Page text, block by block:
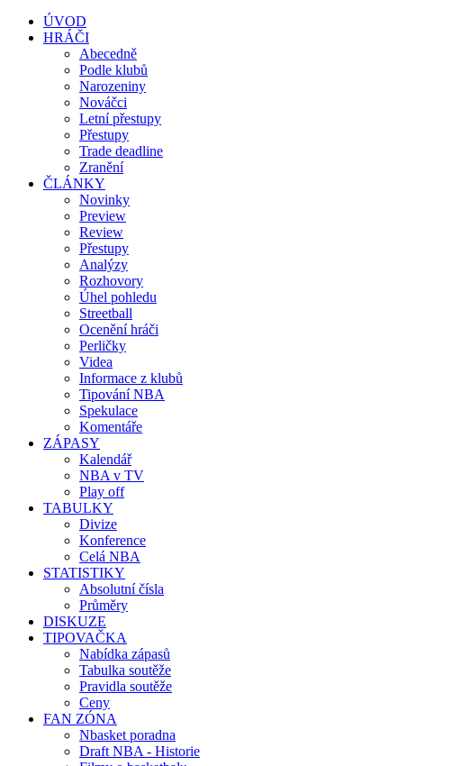
ÚVOD
HRÁČI
Abecedně
Podle klubů
Narozeniny
Nováčci
Letní přestupy
Přestupy
Trade deadline
Zranění
ČLÁNKY
Novinky
Preview
Review
Přestupy
Analýzy
Rozhovory
Úhel pohledu
Streetball
Ocenění hráči
Perličky
Videa
Informace z klubů
Tipování NBA
Spekulace
Komentáře
ZÁPASY
Kalendář
NBA v TV
Play off
TABULKY
Divize
Konference
Celá NBA
STATISTIKY
Absolutní čísla
Průměry
DISKUZE
TIPOVAČKA
Nabídka zápasů
Tabulka soutěže
Pravidla soutěže
Ceny
FAN ZÓNA
Nbasket poradna
Draft NBA - Historie